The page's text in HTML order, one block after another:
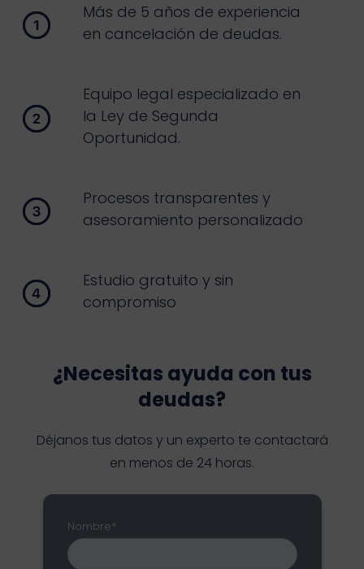
Más de 5 años de experiencia
en cancelación de deudas.
Equipo legal especializado en
la Ley de Segunda
Oportunidad.
Procesos transparentes y
asesoramiento personalizado
Estudio gratuito y sin
compromiso
¿Necesitas ayuda con tus
deudas?
Déjanos tus datos y un experto te contactará
en menos de 24 horas.
Nombre*